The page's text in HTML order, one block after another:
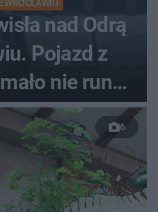
WROCŁAWIU
nad Odrą
Pojazd z
nie runął
6